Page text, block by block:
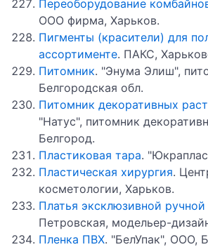
Переоборудование
ООО фирма, Харьков.
Пигменты (красители) для
ассортименте. ПАКС,
Питомник. "Энума Элиш",
Белгородская обл.
Питомник декоративных
"Натус", питомник
Белгород.
Пластиковая тара.
Пластическая хирургия.
косметологии, Харьков.
Платья эксклюзивной
Петровская, модельер-
Пленка ПВХ. "БелУпак", ООО,